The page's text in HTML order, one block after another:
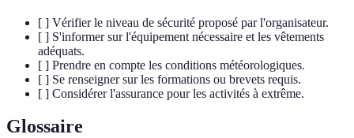
[ ] Vérifier le niveau de sécurité proposé par l'organisateur.
[ ] S'informer sur l'équipement nécessaire et les vêtements
adéquats.
[ ] Prendre en compte les conditions météorologiques.
[ ] Se renseigner sur les formations ou brevets requis.
[ ] Considérer l'assurance pour les activités à extrême.
Glossaire